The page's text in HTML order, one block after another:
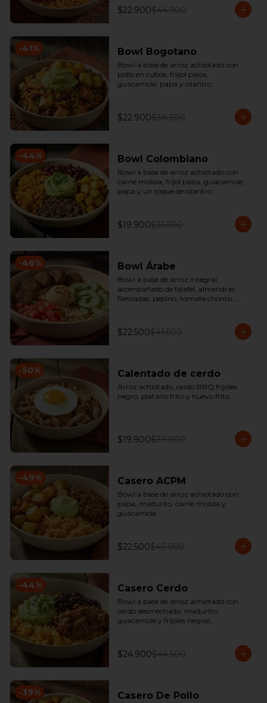
$22.900$44.900
-41% Bowl Bogotano
Bowl a base de arroz achiotado con
pollo en cubos, friijol paisa,
guacamole, papa y cilantro.
$22.900$38.500
-44% Bowl Colombiano
Bowl a base de arroz achiotado con
carne molida, fríjol paisa, guacamole,
papa y un toque de cilantro.
$19.900$35.500
-46% Bowl Árabe
Bowl a base de arroz integral,
acompañado de falafel, almendras
fileteadas, pepino, tomate chonto,
$22.500$41.500
-50% Calentado de cerdo
Arroz achiotado, cerdo BBQ,frijoles
negro, platano frito y huevo frito.
$19.900$39.900
-49% Casero ACPM
Bowl a base de arroz achiotado con
papa, madurito, carne molida y
guacamole.
$22.500$43.900
-44% Casero Cerdo
Bowl a base de arroz achiotado con
cerdo desmechado, madurito,
guacamole y fríjoles negros.
$24.900$44.500
-39%
Casero De Pollo